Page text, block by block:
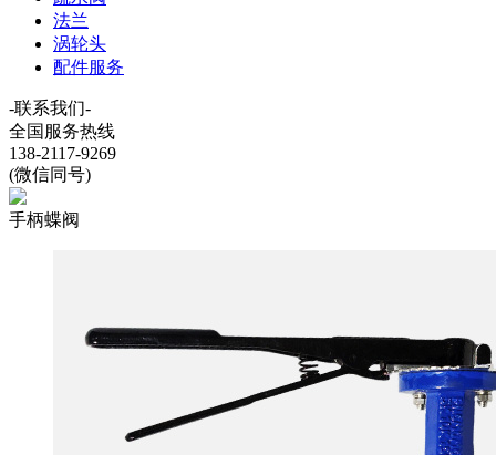
法兰
涡轮头
配件服务
-联系我们-
全国服务热线
138-2117-9269
(微信同号)
手柄蝶阀